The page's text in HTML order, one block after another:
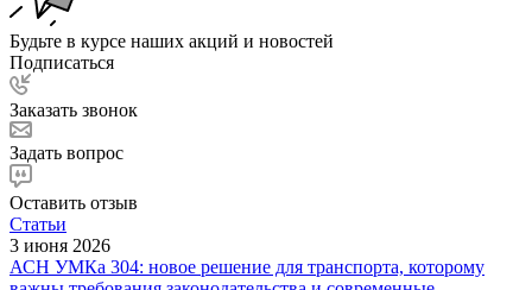
Будьте в курсе наших акций и новостей
Подписаться
Заказать звонок
Задать вопрос
Оставить отзыв
Статьи
3 июня 2026
АСН УМКа 304: новое решение для транспорта, которому